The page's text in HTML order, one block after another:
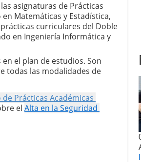
asignaturas de Prácticas
Matemáticas y Estadística,
curriculares del Doble
en Ingeniería Informática y
el plan de estudios. Son
todas las modalidades de
Prácticas Académicas
el Alta en la Seguridad